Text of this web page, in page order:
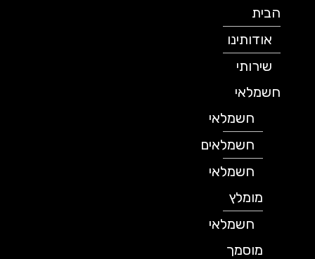
הבית
אודותינו
שירותי
חשמלאי
חשמלאי
חשמלאים
חשמלאי
מומלץ
חשמלאי
מוסמך